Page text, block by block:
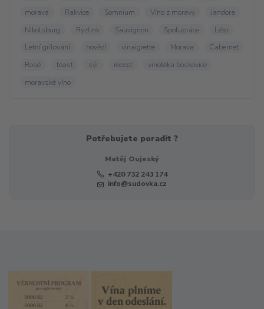
morava
Rakvice Somnium Víno z moravy
Jandora
Nikolsburg
Ryzlink Sauvignon Spolupráce
Léto
Letní grilování
hovězí vinaigrette Morava
Cabernet
Rosé
toast sýr recept
vinotéka boskovice
moravské víno
Potřebujete poradit ?
Matěj Oujeský
+420 732 243 174
info@sudovka.cz